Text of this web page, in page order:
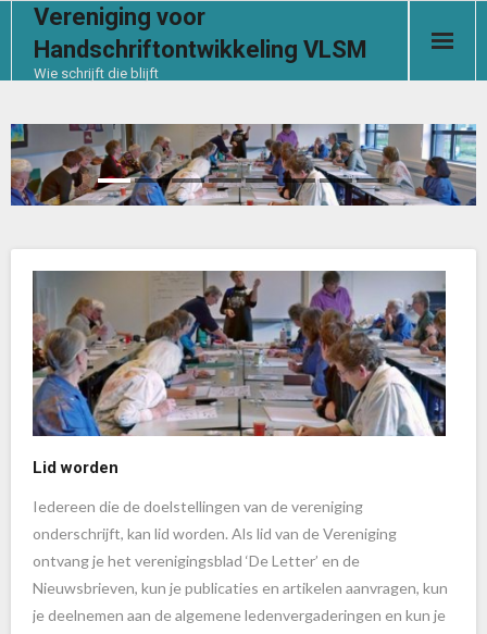
Vereniging voor
Handschriftontwikkeling VLSM
Wie schrijft die blijft
De vereniging
Documenten
Ledensectie
Lid worden
Iedereen die de doelstellingen van de vereniging
onderschrijft, kan lid worden. Als lid van de Vereniging
ontvang je het verenigingsblad ‘De Letter’ en de
Nieuwsbrieven, kun je publicaties en artikelen aanvragen, kun
je deelnemen aan de algemene ledenvergaderingen en kun je